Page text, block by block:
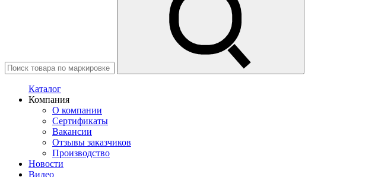
Каталог
Компания
О компании
Сертификаты
Вакансии
Отзывы заказчиков
Производство
Новости
Видео